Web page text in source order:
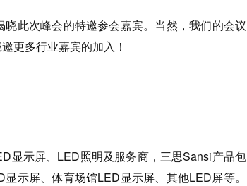
此次峰会的特邀参会嘉宾。当然，我们的会议
更多行业嘉宾的加入！
显示屏、LED照明及服务商，三思Sansi产品包
示屏、体育场馆LED显示屏、其他LED屏等。